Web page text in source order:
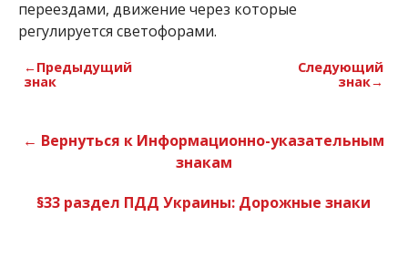
переездами, движение через которые
регулируется светофорами.
←Предыдущий
знак
Следующий
знак→
← Вернуться к Информационно-указательным
знакам
§33 раздел ПДД Украины: Дорожные знаки